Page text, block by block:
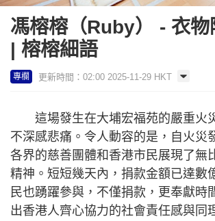
馮榕榕（Ruby） - 衣物
| 榕榕細語
專欄 更新時間：02:00 2025-11-29 HKT
這場發生在大埔宏福苑的嚴重火
不深感悲痛。令人動容的是，自火災
各界的慈善團體和香港市民展現了無
精神。短短幾天內，捐款金額已達數
民也踴躍參與，不僅捐款，更奉獻時
出香港人齊心協力的社會責任感與同